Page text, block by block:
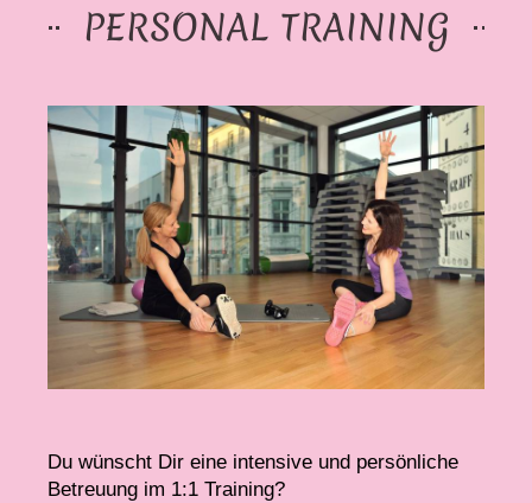
PERSONAL TRAINING
Du wünscht Dir eine intensive und persönliche
Betreuung im 1:1 Training?